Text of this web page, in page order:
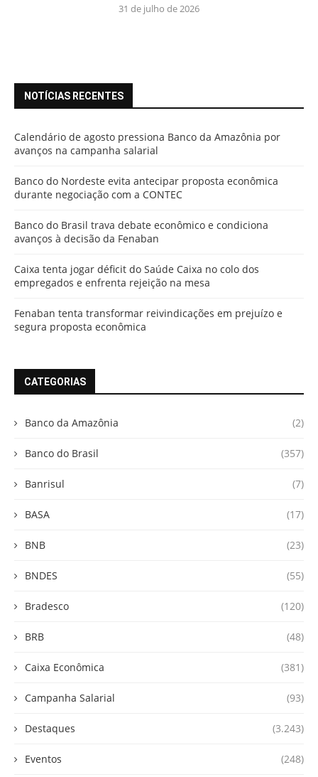
31 de julho de 2026
NOTÍCIAS RECENTES
Calendário de agosto pressiona Banco da Amazônia por
avanços na campanha salarial
Banco do Nordeste evita antecipar proposta econômica
durante negociação com a CONTEC
Banco do Brasil trava debate econômico e condiciona
avanços à decisão da Fenaban
Caixa tenta jogar déficit do Saúde Caixa no colo dos
empregados e enfrenta rejeição na mesa
Fenaban tenta transformar reivindicações em prejuízo e
segura proposta econômica
CATEGORIAS
Banco da Amazônia (2)
Banco do Brasil (357)
Banrisul (7)
BASA (17)
BNB (23)
BNDES (55)
Bradesco (120)
BRB (48)
Caixa Econômica (381)
Campanha Salarial (93)
Destaques (3.243)
Eventos (248)